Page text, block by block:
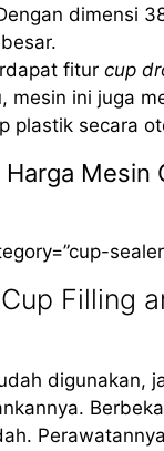
dimensi
fitur cup
mesin ini juga
plastik secara
Mesin
Filling
digunakan,